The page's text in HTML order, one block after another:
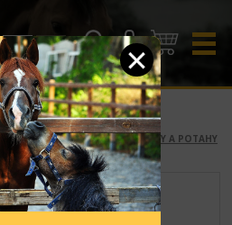
CZK EUR
-PRO ANGLII - BRAŠNY A POTAHY